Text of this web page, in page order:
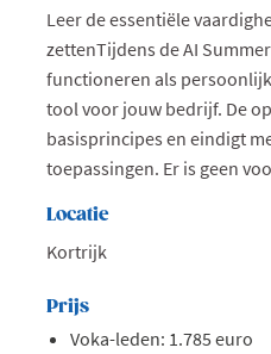
Leer de essentiële
zettenTijdens de AI
functioneren als
tool voor jouw bedrijf. De
basisprincipes en eindigt
toepassingen. Er is geen
Locatie
Kortrijk
Prijs
Voka-leden: 1.785 euro